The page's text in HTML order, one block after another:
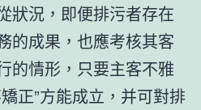
狀況，即便排污者存在
的成果，也應考核其客
的情形，只要主客不雅
正”方能成立，并可對排